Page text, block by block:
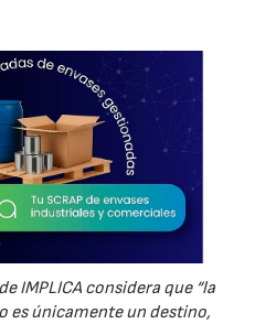
IMPLICA considera que “la
es únicamente un destino,